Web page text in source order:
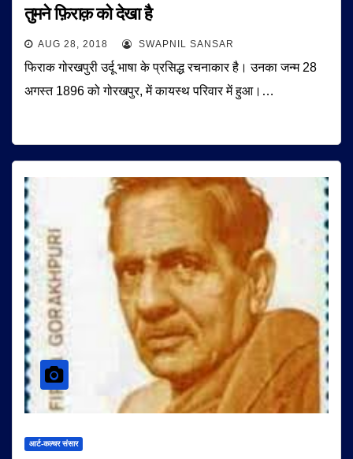
तुमने फ़िराक़ को देखा है
AUG 28, 2018 SWAPNIL SANSAR
फिराक गोरखपुरी उर्दू भाषा के प्रसिद्ध रचनाकार है। उनका जन्म 28
अगस्त 1896 को गोरखपुर, में कायस्थ परिवार में हुआ।…
आर्ट-कल्चर संसार